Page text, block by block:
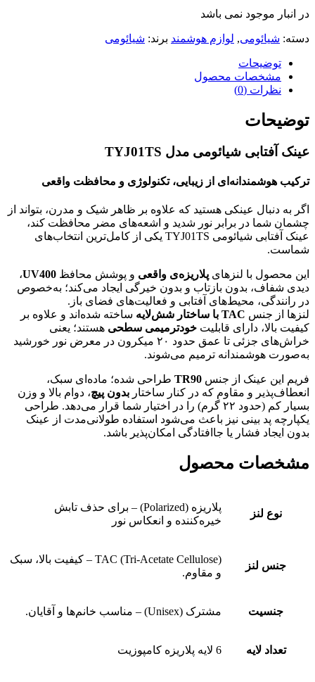
در انبار موجود نمی باشد
دسته: شیائومی, لوازم هوشمند برند: شیائومی
توضیحات
مشخصات محصول
نظرات (0)
توضیحات
عینک آفتابی شیائومی مدل TYJ01TS
ترکیب هوشمندانه‌ای از زیبایی، تکنولوژی و محافظت واقعی
اگر به دنبال عینکی هستید که علاوه بر ظاهر شیک و مدرن، بتواند از
چشمان شما در برابر نور شدید و اشعه‌های مضر محافظت کند،
عینک آفتابی شیائومی TYJ01TS یکی از کامل‌ترین انتخاب‌های
شماست.
این محصول با لنزهای پلاریزه‌ی واقعی و پوشش محافظ UV400،
دیدی شفاف، بدون بازتاب و بدون خیرگی ایجاد می‌کند؛ به‌خصوص
در رانندگی، محیط‌های آفتابی و فعالیت‌های فضای باز.
لنزها از جنس TAC با ساختار شش‌لایه
ساخته شده‌اند و علاوه بر
کیفیت بالا، دارای قابلیت خودترمیمی سطحی هستند؛ یعنی
خراش‌های جزئی تا عمق حدود ۲۰ میکرون در معرض نور خورشید
به‌صورت هوشمندانه ترمیم می‌شوند.
فریم این عینک از جنس TR90 طراحی شده؛ ماده‌ای سبک،
انعطاف‌پذیر و مقاوم که در کنار ساختار بدون پیچ، دوام بالا و وزن
بسیار کم (حدود ۲۲ گرم) را در اختیار شما قرار می‌دهد. طراحی
یکپارچه پد بینی نیز باعث می‌شود استفاده طولانی‌مدت از عینک
بدون ایجاد فشار یا جاافتادگی امکان‌پذیر باشد.
مشخصات محصول
نوع لنز
پلاریزه (Polarized) – برای حذف تابش
خیره‌کننده و انعکاس نور
جنس لنز
TAC (Tri-Acetate Cellulose) – کیفیت بالا، سبک
و مقاوم.
جنسیت مشترک (Unisex) – مناسب خانم‌ها و آقایان.
تعداد لایه 6 لایه پلاریزه کامپوزیت